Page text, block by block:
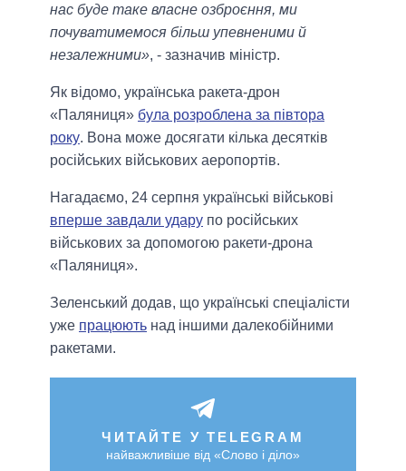
нас буде таке власне озброєння, ми
почуватимемося більш упевненими й
незалежними», - зазначив міністр.
Як відомо, українська ракета-дрон
«Паляниця» була розроблена за півтора
року. Вона може досягати кілька десятків
російських військових аеропортів.
Нагадаємо, 24 серпня українські військові
вперше завдали удару по російських
військових за допомогою ракети-дрона
«Паляниця».
Зеленський додав, що українські спеціалісти
уже працюють над іншими далекобійними
ракетами.
ЧИТАЙТЕ У TELEGRAM
найважливіше від «Слово і діло»